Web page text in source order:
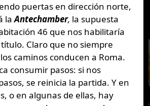
puertas en dirección norte,
laAntechamber, la supuesta
46 que nos habilitaría
Claro que no siempre
caminos conducen a Roma.
consumir pasos: si nos
se reinicia la partida. Y en
o en algunas de ellas, hay